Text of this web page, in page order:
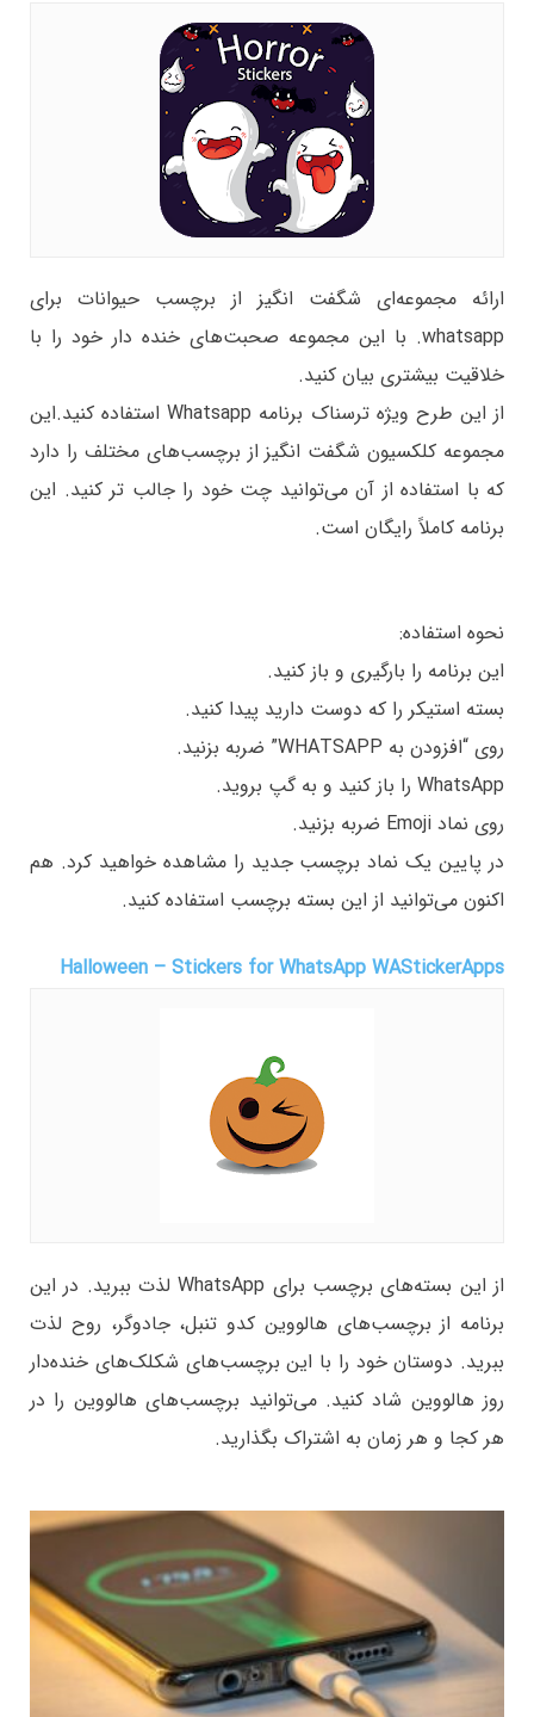
ارائه مجموعه‌ای شگفت انگیز از برچسب حیوانات برای
whatsapp. با این مجموعه صحبت‌های خنده دار خود را با
خلاقیت بیشتری بیان کنید.
از این طرح ویژه ترسناک برنامه Whatsapp استفاده کنید.این
مجموعه کلکسیون شگفت انگیز از برچسب‌های مختلف را دارد
که با استفاده از آن می‌توانید چت خود را جالب تر کنید. این
برنامه کاملاً رایگان است.
نحوه استفاده:
این برنامه را بارگیری و باز کنید.
بسته استیکر را که دوست دارید پیدا کنید.
روی “افزودن به WHATSAPP” ضربه بزنید.
WhatsApp را باز کنید و به گپ بروید.
روی نماد Emoji ضربه بزنید.
در پایین یک نماد برچسب جدید را مشاهده خواهید کرد. هم
اکنون می‌توانید از این بسته برچسب استفاده کنید.
Halloween – Stickers for WhatsApp WAStickerApps
از این بسته‌های برچسب برای WhatsApp لذت ببرید. در این
برنامه از برچسب‌های هالووین کدو تنبل، جادوگر، روح لذت
ببرید. دوستان خود را با این برچسب‌های شکلک‌های خنده‌دار
روز هالووین شاد کنید. می‌توانید برچسب‌های هالووین را در
هر کجا و هر زمان به اشتراک بگذارید.